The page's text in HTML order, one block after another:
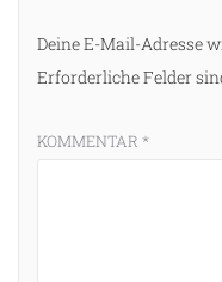
Deine E-Mail-Adresse
Erforderliche Felder
KOMMENTAR *